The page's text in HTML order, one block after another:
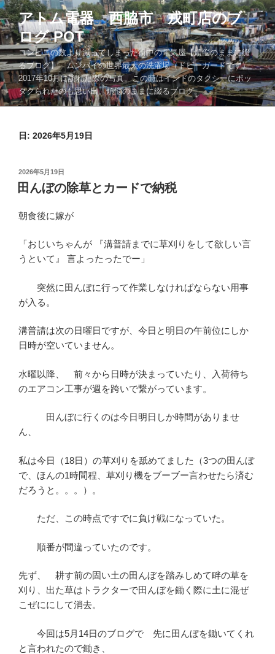
コ
ン
テ
ン
ツ
へ
ス
キ
アトム電器 西脇市 戎町店のブ
ログ POT
コンビニの数より減ってしまった街中の電気屋【煩悩のままに綴
るブログ】 ムンバイの世界最大の洗濯場（ドビーガードです）
2017年10月に訪れた際の写真。この時はインドのタクシーにボッ
タクられたのも思い出。煩悩のままに綴るブログ。。。
日: 2026年5月19日
投
稿
日:
2026年5月19日
田んぼの除草とカードで納税
朝食後に嫁が
「おじいちゃんが 『溝普請までに草刈りをして欲しい言
うといて』 言よったったでー」
突然に田んぼに行って作業しなければならない用事
が入る。
溝普請は次の日曜日ですが、今日と明日の午前位にしか
日時が空いていません。
水曜以降、 前々から日時が決まっていたり、入荷待ち
のエアコン工事が週を跨いで繋がっています。
田んぼに行くのは今日明日しか時間がありませ
ん、
私は今日（18日）の草刈りを舐めてました（3つの田んぼ
で、ほんの1時間程、草刈り機をブーブー言わせたら済む
だろうと。。。）。
ただ、この時点ですでに負け戦になっていた。
順番が間違っていたのです。
先ず、 耕す前の固い土の田んぼを踏みしめて畔の草を
刈り、出た草はトラクターで田んぼを鋤く際に土に混ぜ
こぜににして消去。
今回は5月14日のブログで 先に田んぼを鋤いてくれ
と言われたので鋤き、